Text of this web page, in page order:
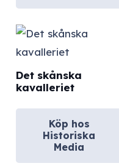
Det skånska
kavalleriet
Köp hos
Historiska
Media